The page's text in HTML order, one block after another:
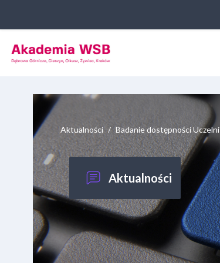
Aktualności Badanie dostępności Uczelni
Aktualności